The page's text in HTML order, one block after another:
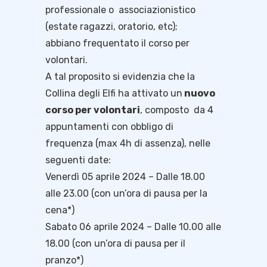
professionale o associazionistico
(estate ragazzi, oratorio, etc);
abbiano frequentato il corso per
volontari.
A tal proposito si evidenzia che la
Collina degli Elfi ha attivato un nuovo
corso per volontari, composto da 4
appuntamenti con obbligo di
frequenza (max 4h di assenza), nelle
seguenti date:
Venerdì 05 aprile 2024 – Dalle 18.00
alle 23.00 (con un’ora di pausa per la
cena*)
Sabato 06 aprile 2024 – Dalle 10.00 alle
18.00 (con un’ora di pausa per il
pranzo*)